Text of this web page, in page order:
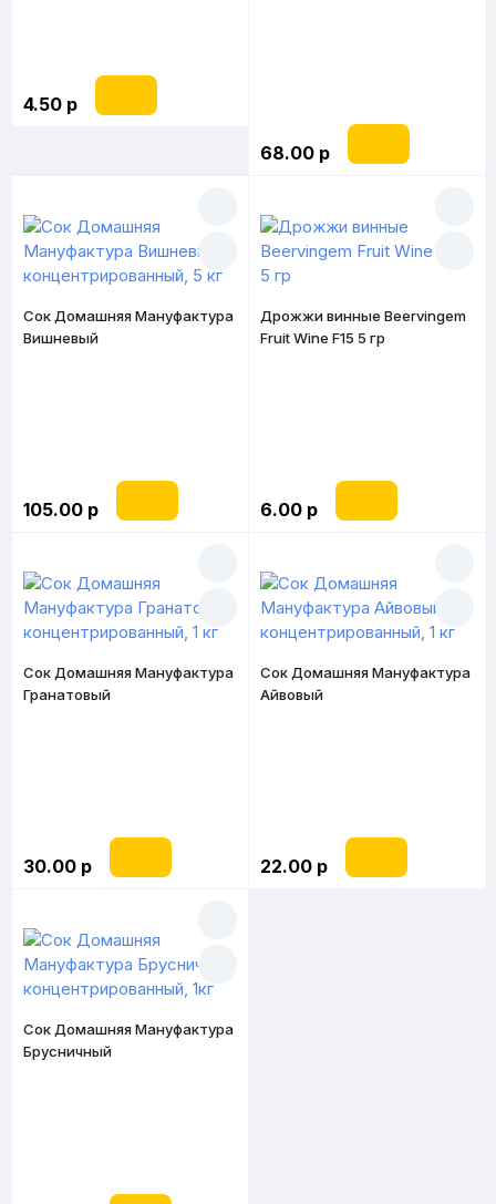
4.50 р
68.00 р
Сок Домашняя Мануфактура
Вишневый
105.00 р
Дрожжи винные Beervingem
Fruit Wine F15 5 гр
6.00 р
Сок Домашняя Мануфактура
Гранатовый
30.00 р
Сок Домашняя Мануфактура
Айвовый
22.00 р
Сок Домашняя Мануфактура
Брусничный